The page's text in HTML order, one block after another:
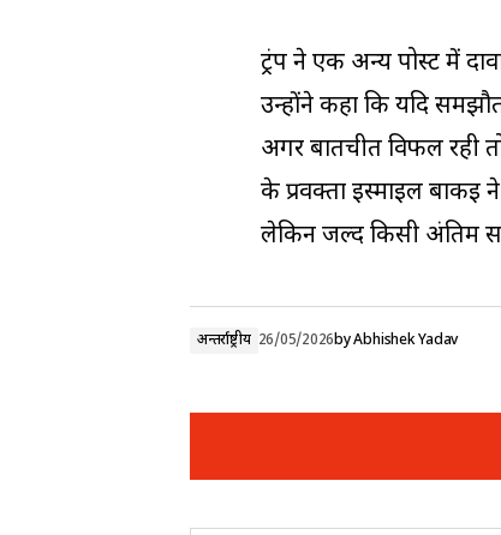
ट्रंप ने एक अन्य पोस्ट में
उन्होंने कहा कि यदि
अगर बातचीत विफल रही
के प्रवक्ता इस्माइल
लेकिन जल्द किसी अंतिम
अन्तर्राष्ट्रीय 26/05/2026byAbhishek Yadav